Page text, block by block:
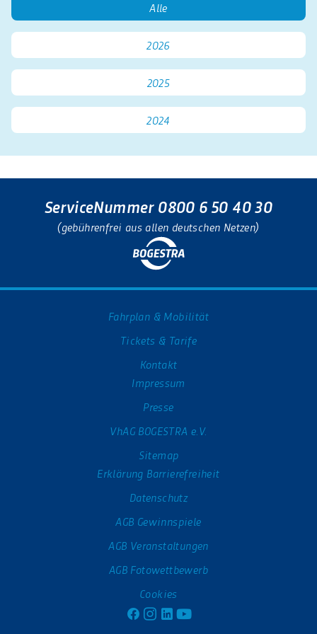
Alle
2026
2025
2024
ServiceNummer 0800 6 50 40 30
(gebührenfrei aus allen deutschen Netzen)
Fahrplan & Mobilität
Tickets & Tarife
Kontakt
Impressum
Presse
VhAG BOGESTRA e.V.
Sitemap
Erklärung Barrierefreiheit
Datenschutz
AGB Gewinnspiele
AGB Veranstaltungen
AGB Fotowettbewerb
Cookies